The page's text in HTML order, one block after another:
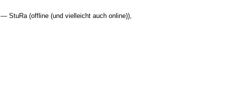
—StuRa (offline (und vielleicht auch online))